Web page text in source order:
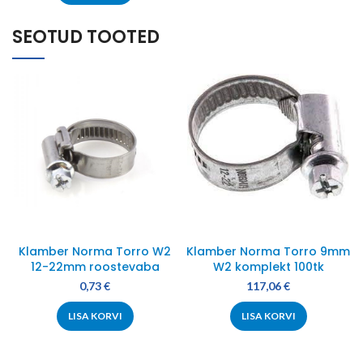
SEOTUD TOOTED
Klamber Norma Torro W2
12-22mm roostevaba
0,73€
LISA KORVI
Klamber Norma Torro 9mm
W2 komplekt 100tk
117,06€
LISA KORVI